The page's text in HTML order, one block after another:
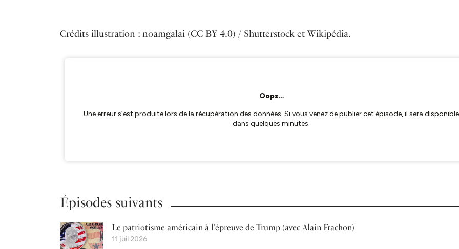
Crédits illustration : noamgalai (CC BY 4.0) / Shutterstock et Wikipédia.
Épisodes suivants
Le patriotisme américain à l’épreuve de Trump (avec Alain Frachon)
11 juil 2026